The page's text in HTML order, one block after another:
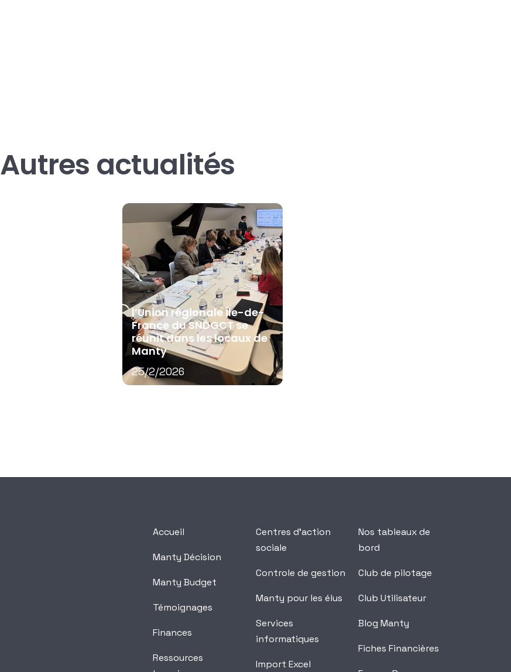
Autres actualités
l’Union régionale Île-de-
France du SNDGCT se
réunit dans les locaux de
Manty
25/2/2026
Accueil
Manty Décision
Manty Budget
Témoignages
Finances
Ressources
Centres d'action
sociale
Controle de gestion
Manty pour les élus
Services
informatiques
Import Excel
Nos tableaux de
bord
Club de pilotage
Club Utilisateur
Blog Manty
Fiches Financières